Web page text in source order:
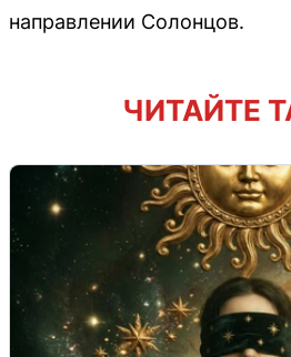
направлении Солонцов.
ЧИТАЙТЕ